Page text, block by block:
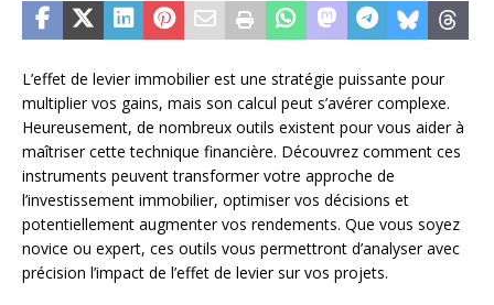
L’effet de levier immobilier est une stratégie puissante pour
multiplier vos gains, mais son calcul peut s’avérer complexe.
Heureusement, de nombreux outils existent pour vous aider à
maîtriser cette technique financière. Découvrez comment ces
instruments peuvent transformer votre approche de
l’investissement immobilier, optimiser vos décisions et
potentiellement augmenter vos rendements. Que vous soyez
novice ou expert, ces outils vous permettront d’analyser avec
précision l’impact de l’effet de levier sur vos projets.